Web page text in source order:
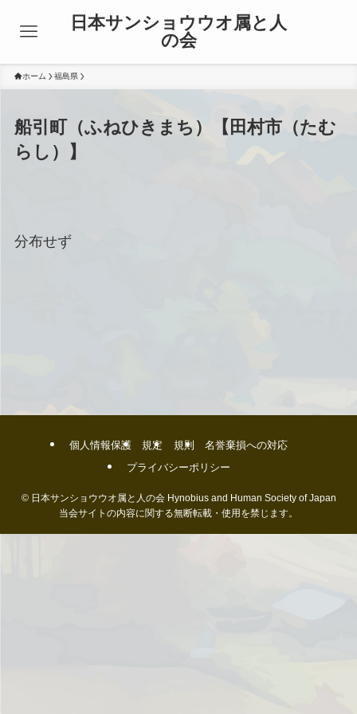
日本サンショウウオ属と人
の会
ホーム 福島県
船引町（ふねひきまち）【田村市（たむ
らし）】
分布せず
個人情報保護 規定 規則
名誉棄損への対応
プライバシーポリシー
©日本サンショウウオ属と人の会 Hynobius and Human Society of Japan
当会サイトの内容に関する無断転載・使用を禁じます。